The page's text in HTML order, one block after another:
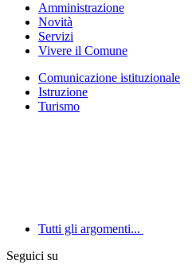
Amministrazione
Novità
Servizi
Vivere il Comune
Comunicazione istituzionale
Istruzione
Turismo
Tutti gli argomenti...
Seguici su